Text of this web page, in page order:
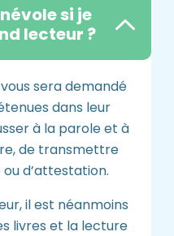
si je
lecteur ?
sera demandé
dans leur
à la parole et à
de transmettre
d’attestation.
il est néanmoins
livres et la lecture